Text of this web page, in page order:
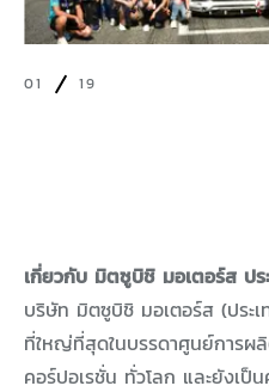
01 19
เกี่ยวกับ มิตซูบิชิ มอเตอร์ส ปร
บริษัท มิตซูบิชิ มอเตอร์ส (ประ
ที่ใหญ่ที่สุดในบรรดาศูนย์การผ
คอร์ปอเรชั่น ทั่วโลก และยังเ